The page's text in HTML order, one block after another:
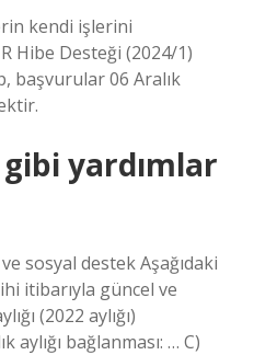
kendi işlerini
Hibe Desteği (2024/1)
başvurular 06 Aralık
yardımlar
sosyal destek Aşağıdaki
itibarıyla güncel ve
(2022 aylığı)
aylığı bağlanması: … C)